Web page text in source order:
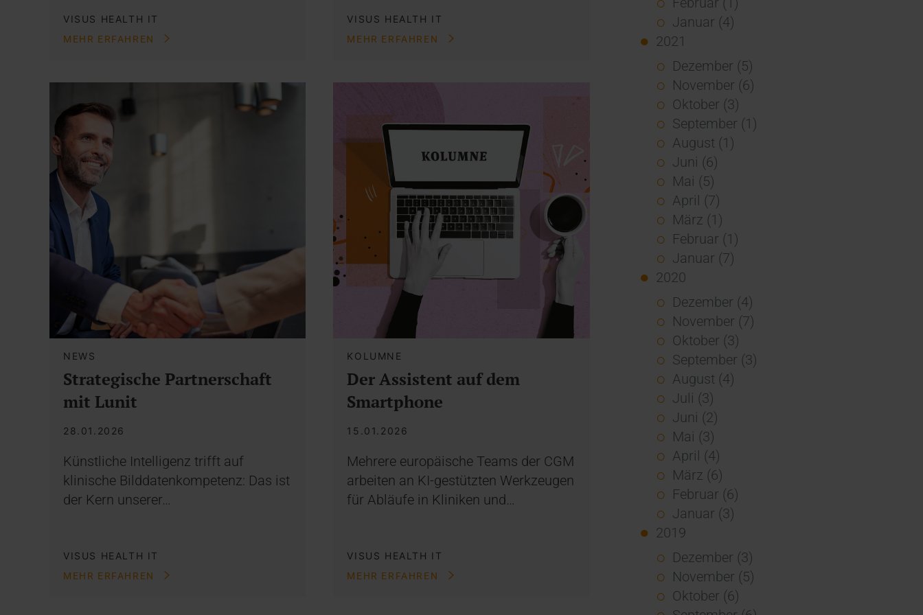
VISUS HEALTH IT
MEHR ERFAHREN
VISUS HEALTH IT
MEHR ERFAHREN
NEWS
Strategische Partnerschaft
mit Lunit
28.01.2026
Künstliche Intelligenz trifft auf
klinische Bilddatenkompetenz: Das ist
der Kern unserer…
VISUS HEALTH IT
MEHR ERFAHREN
KOLUMNE
Der Assistent auf dem
Smartphone
15.01.2026
Mehrere europäische Teams der CGM
arbeiten an KI-gestützten Werkzeugen
für Abläufe in Kliniken und…
VISUS HEALTH IT
MEHR ERFAHREN
Januar (4)
2021
Dezember (5)
November (6)
Oktober (3)
September (1)
August (1)
Juni (6)
Mai (5)
April (7)
März (1)
Februar (1)
Januar (7)
2020
Dezember (4)
November (7)
Oktober (3)
September (3)
August (4)
Juli (3)
Juni (2)
Mai (3)
April (4)
März (6)
Februar (6)
Januar (3)
2019
Dezember (3)
November (5)
Oktober (6)